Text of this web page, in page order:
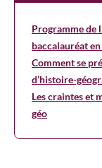
Programme de
baccalauréat
Comment se
d’histoire-
Les craintes et
géo